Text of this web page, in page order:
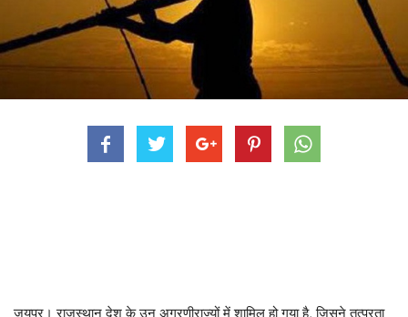
जयपुर। राजस्थान देश के उन अग्रणीराज्यों में शामिल हो गया है, जिसने तत्परता